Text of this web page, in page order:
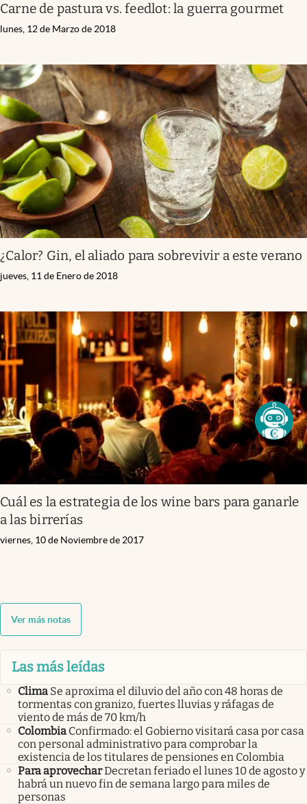
Carne de pastura vs. feedlot: la guerra gourmet
lunes, 12 de Marzo de 2018
¿Calor? Gin, el aliado para sobrevivir a este verano
jueves, 11 de Enero de 2018
Cuál es la estrategia de los wine bars para ganarle
a las birrerías
viernes, 10 de Noviembre de 2017
Ver más notas
Las más leídas
Clima Se aproxima el diluvio del año con 48 horas de
tormentas con granizo, fuertes lluvias y ráfagas de
viento de más de 70 km/h
Colombia Confirmado: el Gobierno visitará casa por casa
con personal administrativo para comprobar la
existencia de los titulares de pensiones en Colombia
Para aprovecharDecretan feriado el lunes 10 de agosto y
habrá un nuevo fin de semana largo para miles de
personas